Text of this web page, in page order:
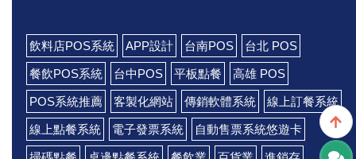
飲料店POS系統 APP設計 台南POS 台北 POS
餐飲POS系統 台中POS 平板點餐 高雄 POS
POS系統推薦 客製化網站 傳銷軟體系統 線上訂餐系統
線上點餐系統 電子發票系統 自動售票系統悠遊卡